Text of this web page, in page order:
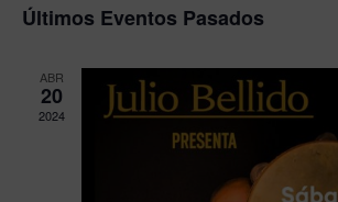
Últimos Eventos Pasados
ABR
20
2024